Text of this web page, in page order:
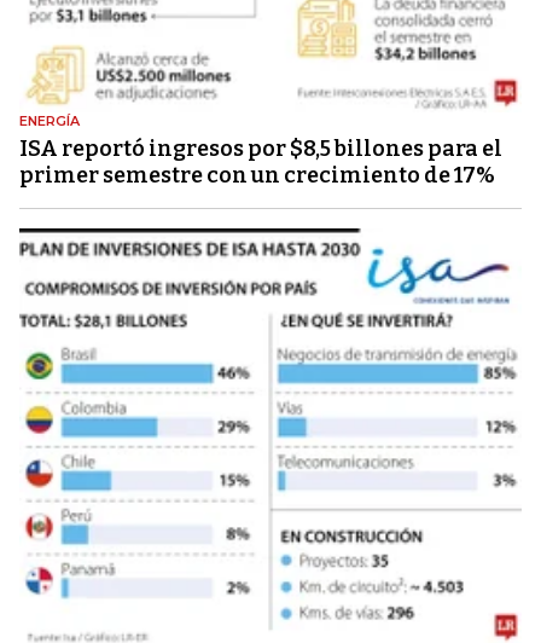
ENERGÍA
ISA reportó ingresos por $8,5 billones para el
primer semestre con un crecimiento de 17%